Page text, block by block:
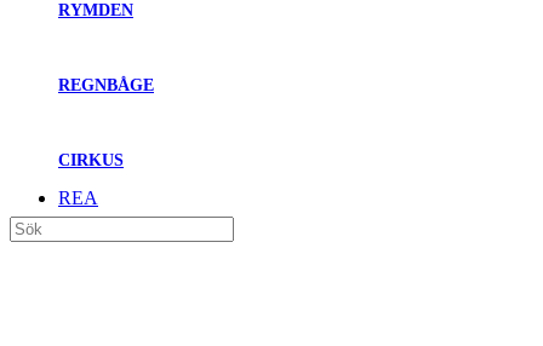
RYMDEN
REGNBÅGE
CIRKUS
REA